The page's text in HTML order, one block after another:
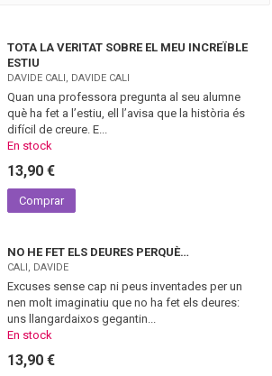
TOTA LA VERITAT SOBRE EL MEU INCREÏBLE
ESTIU
DAVIDE CALI, DAVIDE CALI
Quan una professora pregunta al seu alumne
què ha fet a l’estiu, ell l’avisa que la història és
difícil de creure. E...
En stock
13,90 €
Comprar
NO HE FET ELS DEURES PERQUÈ…
CALI, DAVIDE
Excuses sense cap ni peus inventades per un
nen molt imaginatiu que no ha fet els deures:
uns llangardaixos gegantin...
En stock
13,90 €